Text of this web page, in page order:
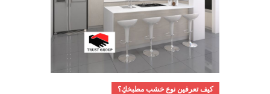
كيف تعرفين نوع خشب مطبخكِ؟